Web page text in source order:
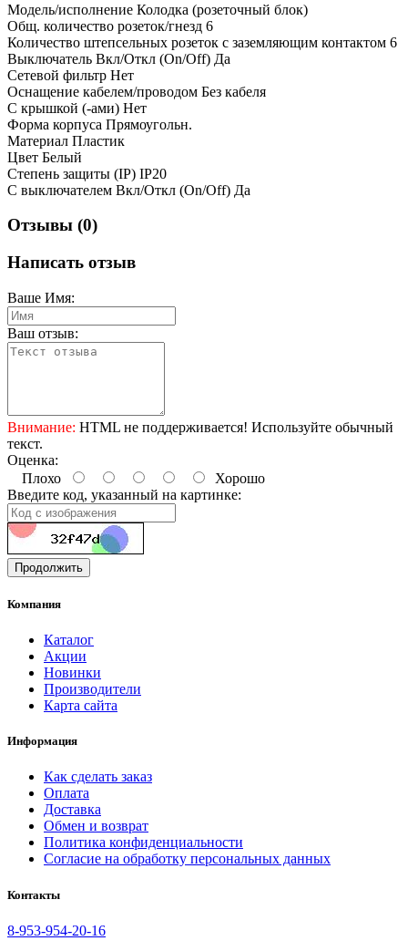
Модель/исполнение Колодка (розеточный блок)
Общ. количество розеток/гнезд 6
Количество штепсельных розеток с заземляющим контактом 6
Выключатель Вкл/Откл (On/Off) Да
Сетевой фильтр Нет
Оснащение кабелем/проводом Без кабеля
С крышкой (-ами) Нет
Форма корпуса Прямоугольн.
Материал Пластик
Цвет Белый
Степень защиты (IP) IP20
С выключателем Вкл/Откл (On/Off) Да
Отзывы (0)
Написать отзыв
Ваше Имя:
Ваш отзыв:
Внимание: HTML не поддерживается! Используйте обычный
текст.
Оценка:
Плохо
Хорошо
Введите код, указанный на картинке:
Продолжить
Компания
Каталог
Акции
Новинки
Производители
Карта сайта
Информация
Как сделать заказ
Оплата
Доставка
Обмен и возврат
Политика конфиденциальности
Согласие на обработку персональных данных
Контакты
8-953-954-20-16